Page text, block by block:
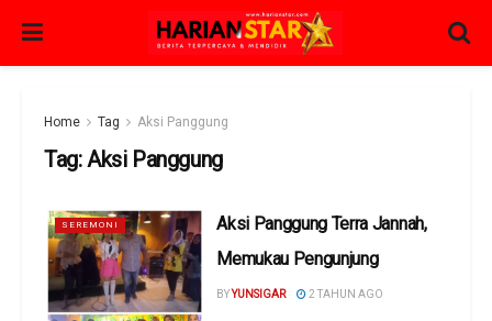
Home Tag Aksi Panggung
Tag:Aksi Panggung
SEREMONI
Aksi Panggung Terra Jannah,
Memukau Pengunjung
BYYUNSIGAR 2 TAHUN AGO